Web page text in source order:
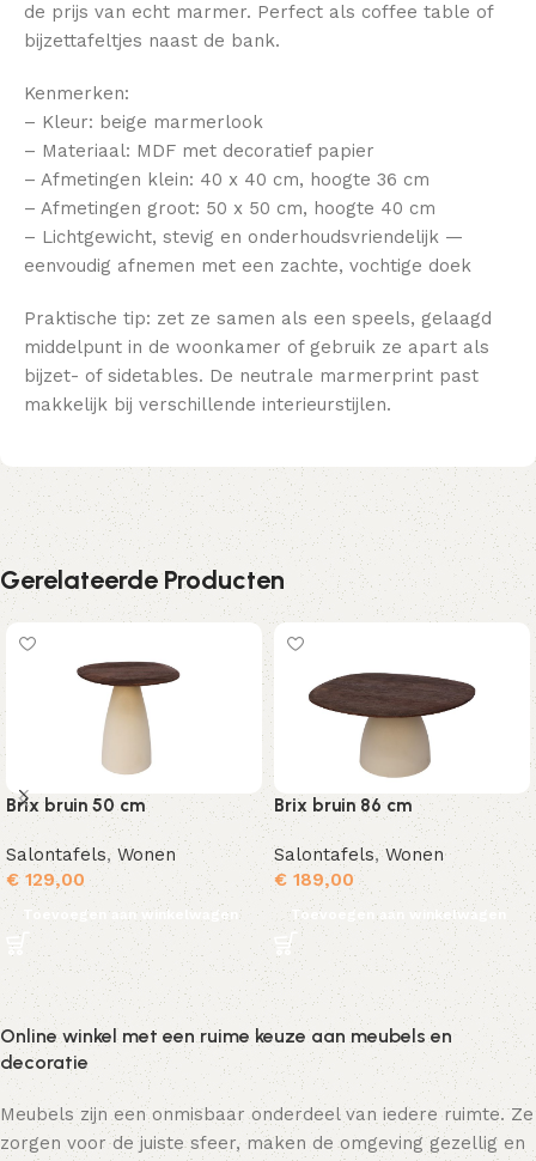
de prijs van echt marmer. Perfect als coffee table of
bijzettafeltjes naast de bank.
Kenmerken:
– Kleur: beige marmerlook
– Materiaal: MDF met decoratief papier
– Afmetingen klein: 40 x 40 cm, hoogte 36 cm
– Afmetingen groot: 50 x 50 cm, hoogte 40 cm
– Lichtgewicht, stevig en onderhoudsvriendelijk —
eenvoudig afnemen met een zachte, vochtige doek
Praktische tip: zet ze samen als een speels, gelaagd
middelpunt in de woonkamer of gebruik ze apart als
bijzet- of sidetables. De neutrale marmerprint past
makkelijk bij verschillende interieurstijlen.
Gerelateerde Producten
Brix bruin 50 cm
Salontafels, Wonen
€129,00
Toevoegen aan winkelwagen
Brix bruin 86 cm
Salontafels,Wonen
€ 189,00
Toevoegen aan winkelwagen
Online winkel met een ruime keuze aan meubels en
decoratie
Meubels zijn een onmisbaar onderdeel van iedere ruimte. Ze
zorgen voor de juiste sfeer, maken de omgeving gezellig en